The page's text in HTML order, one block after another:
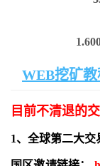
WEB挖矿
目前不清退的
1、全球第二大交